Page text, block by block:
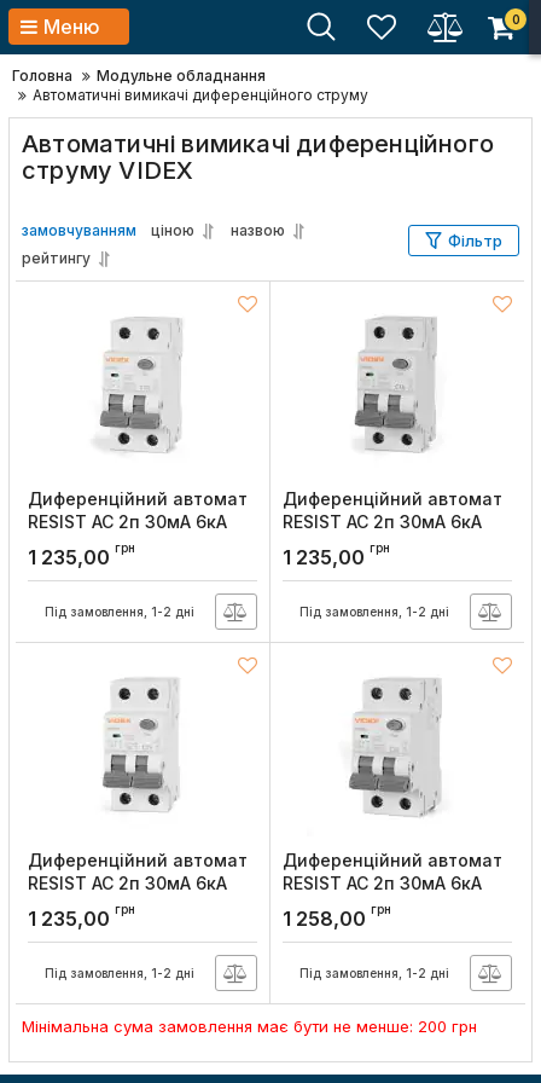
Меню 0
Головна
Модульне обладнання
Автоматичні вимикачі диференційного струму
Автоматичні вимикачі диференційного
струму VIDEX
замовчуванням ціною
назвою
рейтингу
Фільтр
Диференційний автомат
RESIST АС 2п 30мА 6кА
Артикул:
1 235,00 грн
Під замовлення, 1-2 дні
Диференційний автомат
RESIST АС 2п 30мА 6кА
Артикул:
1 235,00 грн
Під замовлення, 1-2 дні
Диференційний автомат
RESIST АС 2п 30мА 6кА
25А, Videx
Артикул:
1 235,00 грн
Під замовлення, 1-2 дні
Диференційний автомат
RESIST АС 2п 30мА 6кА
32А, Videx
Артикул:
1 258,00 грн
Під замовлення, 1-2 дні
Мінімальна сума замовлення має бути не менше: 200 грн